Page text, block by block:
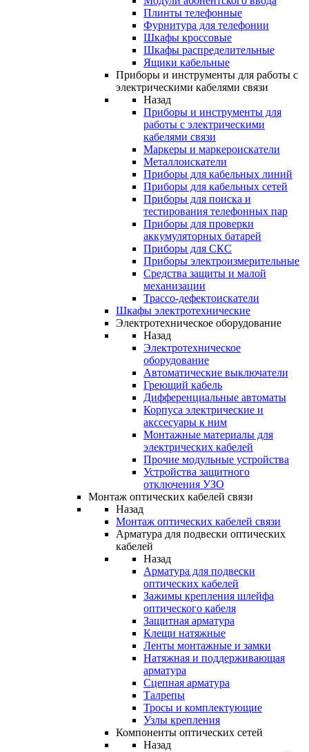
Плинты телефонные
Фурнитура для телефонии
Шкафы кроссовые
Шкафы распределительные
Ящики кабельные
Приборы и инструменты для работы с
электрическими кабелями связи
Назад
Приборы и инструменты для
работы с электрическими
кабелями связи
Маркеры и маркероискатели
Металлоискатели
Приборы для кабельных линий
Приборы для кабельных сетей
Приборы для поиска и
тестирования телефонных пар
Приборы для проверки
аккумуляторных батарей
Приборы для СКС
Приборы электроизмерительные
Средства защиты и малой
механизации
Трассо-дефектоискатели
Шкафы электротехнические
Электротехническое оборудование
Назад
Электротехническое
оборудование
Автоматические выключатели
Греющий кабель
Дифференциальные автоматы
Корпуса электрические и
акссесуары к ним
Монтажные материалы для
электрических кабелей
Прочие модульные устройства
Устройства защитного
отключения УЗО
Монтаж оптических кабелей связи
Назад
Монтаж оптических кабелей связи
Арматура для подвески оптических
кабелей
Назад
Арматура для подвески
оптических кабелей
Зажимы крепления шлейфа
оптического кабеля
Защитная арматура
Клещи натяжные
Ленты монтажные и замки
Натяжная и поддерживающая
арматура
Сцепная арматура
Талрепы
Тросы и комплектующие
Узлы крепления
Компоненты оптических сетей
Назад